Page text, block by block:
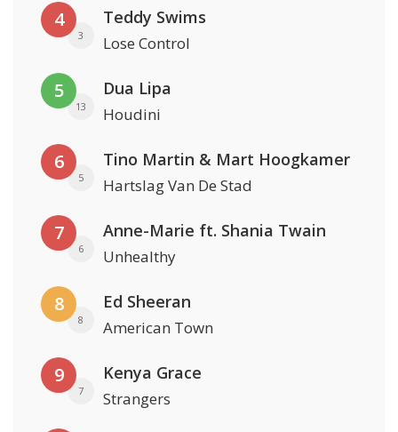
4
3
Teddy Swims
Lose Control
5
13
Dua Lipa
Houdini
6
5
Tino Martin & Mart Hoogkamer
Hartslag Van De Stad
7
6
Anne-Marie ft. Shania Twain
Unhealthy
8
8
Ed Sheeran
American Town
9
7
Kenya Grace
Strangers